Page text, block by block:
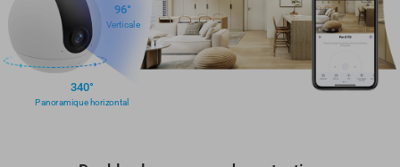
340°
Panoramique horizontal
96°
Verticale